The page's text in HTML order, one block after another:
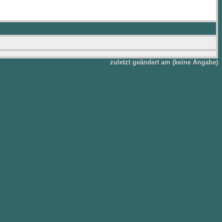
zuletzt geändert am (keine Angabe)